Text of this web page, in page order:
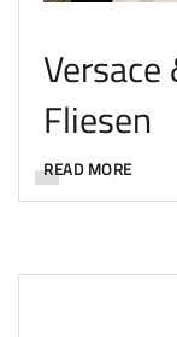
Versace
Fliesen
READ MORE